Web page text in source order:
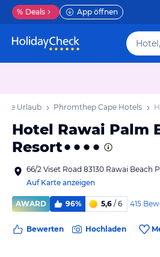
% Deals App öffnen
Urlaub Phromthep Cape Hotels
Hotel Rawai Palm
Resort
66/2 Viset Road 83130 Rawai Beach
Auf Karte anzeigen
AWARD 96% 5,6 / 6 415
Bewerten Hochladen